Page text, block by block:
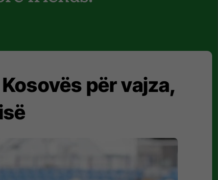
për vajza,